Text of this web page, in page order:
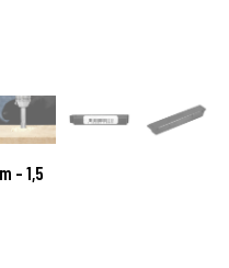
- 1,5